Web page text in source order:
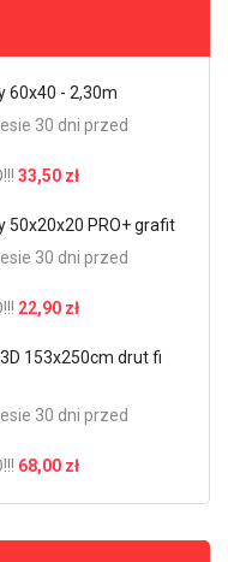
60x40 - 2,30m
30 dni przed
33,50 zł
50x20x20 PRO+ grafit
30 dni przed
22,90 zł
153x250cm drut fi
30 dni przed
68,00 zł